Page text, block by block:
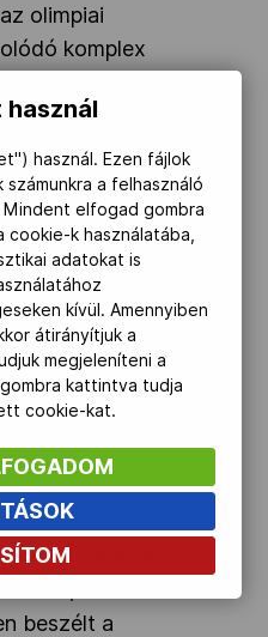
olimpiai
komplex
a jövő
témákról,
a keretorvosi
válogatottak
utánpótlása
fogalmazták
konferenciákon,
megjelenést, az
összekötője dr.
beszélt a
használ. Ezen fájlok
a felhasználó
elfogad gombra
k használatába,
adatokat is
kívül. Amennyiben
átirányítjuk a
megjeleníteni a
kattintva tudja
cookie-kat.